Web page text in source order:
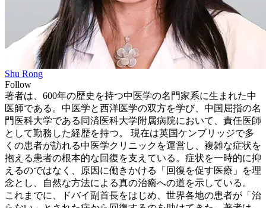
Shu Rong
Follow
著者は、600年の歴史を持つ中医学の名門家系に生まれた中
医師である。中医学と西洋医学の双方を学び、中国屈指の名
門医科大学である同済医科大学附属病院において、責任医師
として勤務した経歴を持つ。 現在は英国ケンブリッジで多
くの患者が訪れる中医学クリニックを運営し、複雑な症状を
抱える患者の根本的な回復を支えている。症状を一時的に抑
えるのではなく、原因に働きかける「回復を促す医療」を理
念とし、自然な方法による真の治癒への道を示している。
これまでに、ドバイ副首長をはじめ、世界各地の患者が「治